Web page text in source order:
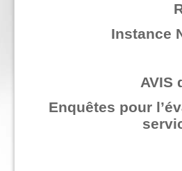
Instance
AVIS
Enquêtes pour